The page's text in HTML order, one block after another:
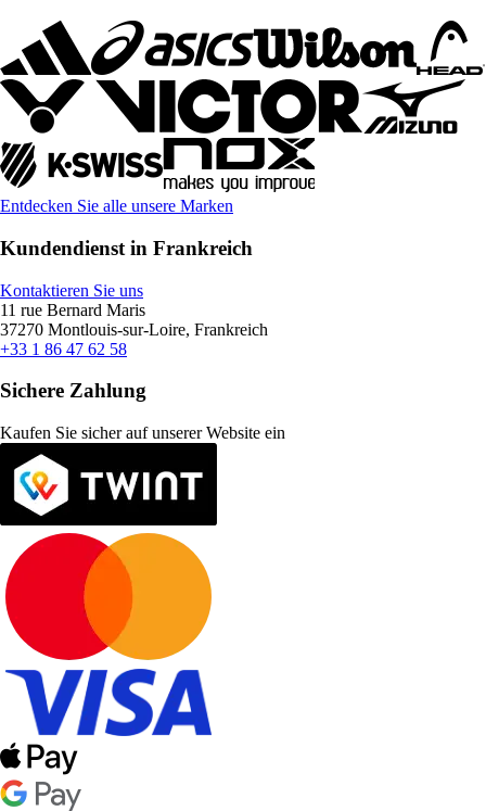
Entdecken Sie alle unsere Marken
Kundendienst in Frankreich
Kontaktieren Sie uns
11 rue Bernard Maris
37270 Montlouis-sur-Loire, Frankreich
+33 1 86 47 62 58
Sichere Zahlung
Kaufen Sie sicher auf unserer Website ein